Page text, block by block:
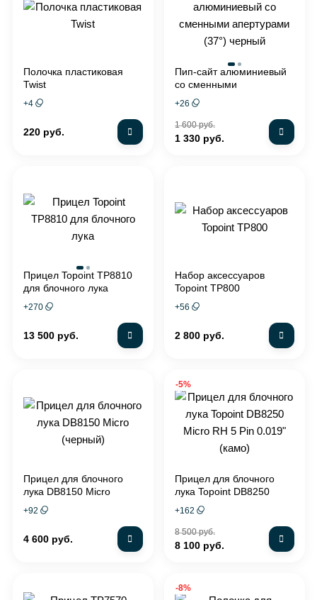
Полочка пластиковая
Twist
+4
220 руб.
Пип-сайт алюминиевый
со сменными
апертурами (37°) черный
+26
1 600 руб.
1 330 руб.
Прицел Topoint TP8810
для блочного лука
+270
13 500 руб.
Набор аксессуаров
Topoint TP800
+56
2 800 руб.
Прицел для блочного
лука DB8150 Micro
(черный)
+92
4 600 руб.
-5%
Прицел для блочного
лука Topoint DB8250
Micro RH 5 Pin 0.019"
(камо)
+162
8 500 руб.
8 100 руб.
-8%